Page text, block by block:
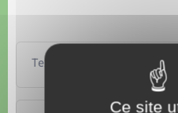
Textes de référence
Ce site